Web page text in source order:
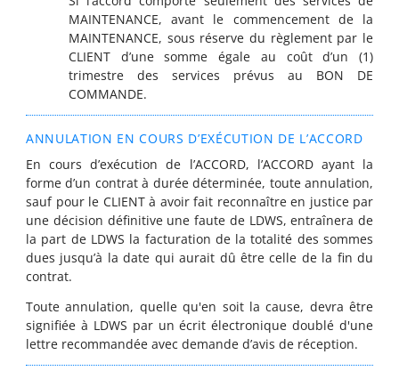
MAINTENANCE, avant le commencement de la
MAINTENANCE, sous réserve du règlement par le
CLIENT d’une somme égale au coût d’un (1)
trimestre des services prévus au BON DE
COMMANDE.
ANNULATION EN COURS D’EXÉCUTION DE L’ACCORD
En cours d’exécution de l’ACCORD, l’ACCORD ayant la
forme d’un contrat à durée déterminée, toute annulation,
sauf pour le CLIENT à avoir fait reconnaître en justice par
une décision définitive une faute de LDWS, entraînera de
la part de LDWS la facturation de la totalité des sommes
dues jusqu’à la date qui aurait dû être celle de la fin du
contrat.
Toute annulation, quelle qu'en soit la cause, devra être
signifiée à LDWS par un écrit électronique doublé d'une
lettre recommandée avec demande d’avis de réception.